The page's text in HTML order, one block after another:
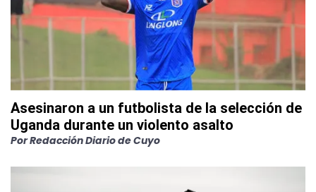
Asesinaron a un futbolista de la selección de
Uganda durante un violento asalto
PorRedacción Diario de Cuyo